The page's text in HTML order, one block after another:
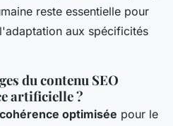
reste essentielle pour
aux spécificités
du contenu SEO
artificielle ?
cohérence optimisée pour le